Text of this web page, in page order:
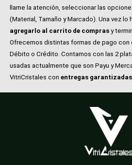
llame la atención, seleccionar las
(Material, Tamaño y Marcado). Una vez lo
agregarlo al carrito de compras y
Ofrecemos distintas formas de pago con
Débito o Crédito. Contamos con las 2
usadas actualmente que son Payu y
VitriCristales con entregas